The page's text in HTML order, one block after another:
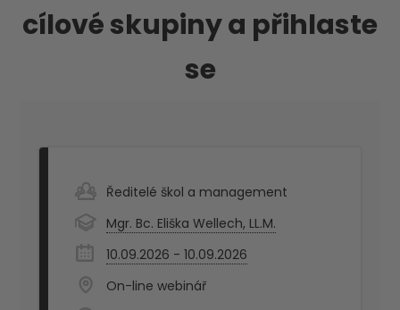
cílové skupiny a přihlaste
se
Ředitelé škol a management
Mgr. Bc. Eliška Wellech, LL.M.
10.09.2026 - 10.09.2026
On-line webinář